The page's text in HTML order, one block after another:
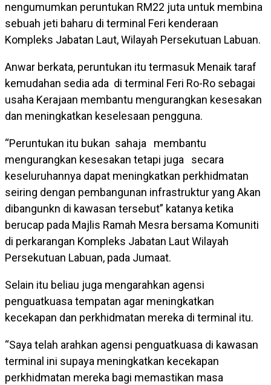
nengumumkan peruntukan RM22 juta untuk membina
sebuah jeti baharu di terminal Feri kenderaan
Kompleks Jabatan Laut, Wilayah Persekutuan Labuan.
Anwar berkata, peruntukan itu termasuk Menaik taraf
kemudahan sedia ada di terminal Feri Ro-Ro sebagai
usaha Kerajaan membantu mengurangkan kesesakan
dan meningkatkan keselesaan pengguna.
“Peruntukan itu bukan sahaja membantu
mengurangkan kesesakan tetapi juga secara
keseluruhannya dapat meningkatkan perkhidmatan
seiring dengan pembangunan infrastruktur yang Akan
dibangunkn di kawasan tersebut” katanya ketika
berucap pada Majlis Ramah Mesra bersama Komuniti
di perkarangan Kompleks Jabatan Laut Wilayah
Persekutuan Labuan, pada Jumaat.
Selain itu beliau juga mengarahkan agensi
penguatkuasa tempatan agar meningkatkan
kecekapan dan perkhidmatan mereka di terminal itu.
“Saya telah arahkan agensi penguatkuasa di kawasan
terminal ini supaya meningkatkan kecekapan
perkhidmatan mereka bagi memastikan masa